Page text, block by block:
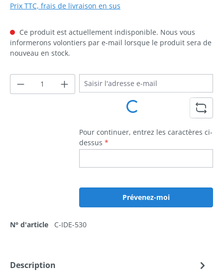
Prix TTC, frais de livraison en sus
Ce produit est actuellement indisponible. Nous vous
informerons volontiers par e-mail lorsque le produit sera de
nouveau en stock.
Loading...
Pour continuer, entrez les caractères ci-
dessus *
Prévenez-moi
N° d'article C-IDE-530
Description